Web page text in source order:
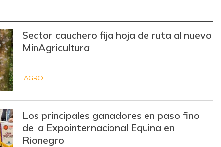
$ 12.000,00
$ 15.500,00 -
$ 68.824,00 -
Sector cauchero fija hoja de ruta al nuevo
MinAgricultura
AGRO
Los principales ganadores en paso fino
de la Expointernacional Equina en
Rionegro